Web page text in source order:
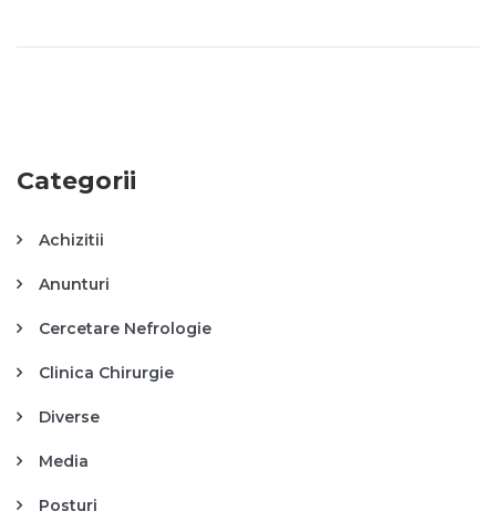
Categorii
Achizitii
Anunturi
Cercetare Nefrologie
Clinica Chirurgie
Diverse
Media
Posturi